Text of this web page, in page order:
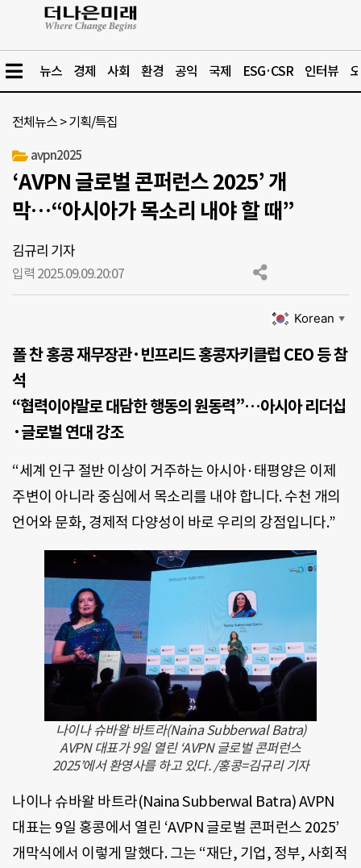
뉴스 경제 사회 환경 공익 국제 ESG·CSR 인터뷰
전체뉴스 >기획/특집
avpn2025
‘AVPN 글로벌 콘퍼런스 2025’ 개
막…“아시아가 목소리 내야 할 때”
김규리 기자
입력 2025.09.09.20:07
Korean ▼
폴 찬 홍콩 재무장관·빈프리드 홍콩자키클럽 CEO 등 참
석
“협력이야말로 대담한 행동의 원동력”…아시아 리더십
·글로벌 연대 강조
“세계 인구 절반 이상이 거주하는 아시아·태평양은 이제
주변이 아니라 중심에서 목소리를 내야 합니다. 수천 개의
언어와 문화, 경제적 다양성이 바로 우리의 강점입니다.”
나이나 슈바왈 바트라(Naina Subberwal Batra)
AVPN 대표가 9일 열린 ‘AVPN 글로벌 콘퍼런스
2025’에서 환영사를 하고 있다. /홍콩=김규리 기자
나이나 슈바왈 바트라(Naina Subberwal Batra) AVPN
대표는 9일 홍콩에서 열린 ‘AVPN 글로벌 콘퍼런스 2025’
개막식에서 이렇게 말했다. 그는 “재단, 기업, 정부, 사회적